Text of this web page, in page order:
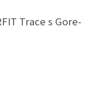
Trace s Gore-